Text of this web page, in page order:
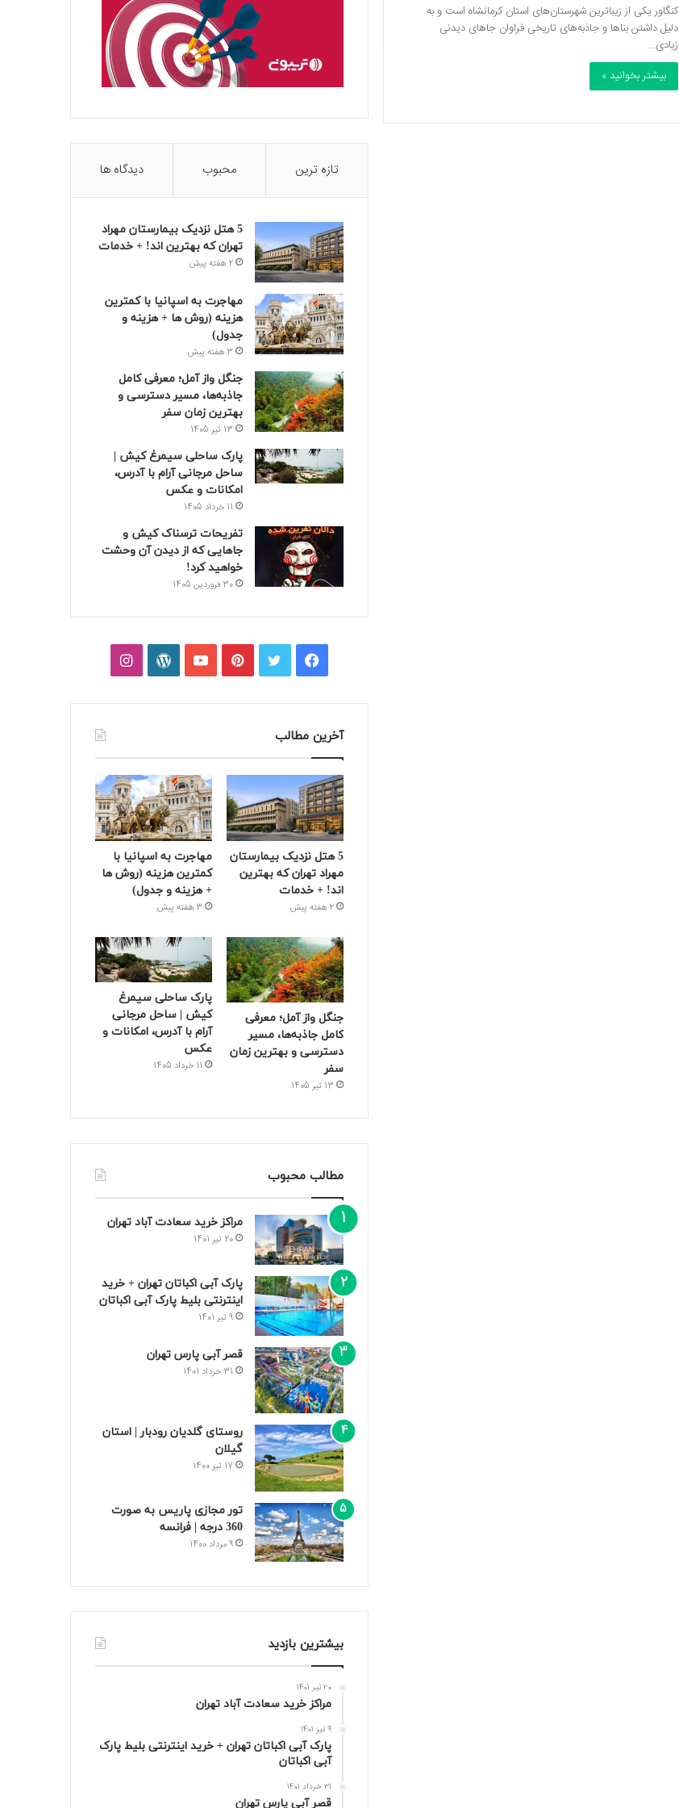
کنگاور یکی از زیباترین شهرستان‌های استان کرمانشاه است و به
دلیل داشتن بناها و جاذبه‌های تاریخی فراوان جاهای دیدنی
زیادی…
بیشتر بخوانید »
تازه ترین محبوب دیدگاه ها
5 هتل نزدیک بیمارستان مهراد
تهران که بهترین‌ اند! + خدمات
2 هفته پیش
مهاجرت به اسپانیا با کمترین
هزینه (روش ها + هزینه و
جدول)
3 هفته پیش
جنگل واز آمل؛ معرفی کامل
جاذبه‌ها، مسیر دسترسی و
بهترین زمان سفر
13 تیر 1405
پارک ساحلی سیمرغ کیش |
ساحل مرجانی آرام با آدرس،
امکانات و عکس
11 خرداد 1405
تفریحات ترسناک کیش و
جاهایی که از دیدن آن وحشت
خواهید کرد!
30 فروردین 1405
فیسبوکتوییترپینتریستیوتیوبوردپرساینستاگرام
آخرین مطالب
5 هتل نزدیک بیمارستان
مهراد تهران که بهترین‌
اند! + خدمات
2 هفته پیش
مهاجرت به اسپانیا با
کمترین هزینه (روش ها
+ هزینه و جدول)
3 هفته پیش
جنگل واز آمل؛ معرفی
کامل جاذبه‌ها، مسیر
دسترسی و بهترین زمان
سفر
13 تیر 1405
پارک ساحلی سیمرغ
کیش | ساحل مرجانی
آرام با آدرس، امکانات و
عکس
11 خرداد 1405
مطالب محبوب
مراکز خرید سعادت‌ آباد تهران
20 تیر 1401
پارک آبی اکباتان تهران + خرید
اینترنتی بلیط پارک آبی اکباتان
9 تیر 1401
قصر آبی پارس تهران
31 خرداد 1401
روستای گلدیان رودبار | استان
گیلان
17 تیر 1400
تور مجازی پاریس به صورت
360 درجه | فرانسه
9 مرداد 1400
بیشترین بازدید
20 تیر 1401
مراکز خرید سعادت‌ آباد تهران
9 تیر 1401
پارک آبی اکباتان تهران + خرید اینترنتی بلیط پارک
آبی اکباتان
31 خرداد 1401
قصر آبی پارس تهران